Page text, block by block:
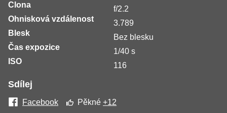
Clona
f/2.2
Ohnisková vzdálenost
3.789
Blesk
Bez blesku
Čas expozice
1/40 s
ISO
116
Sdílej
Facebook Pěkné+12